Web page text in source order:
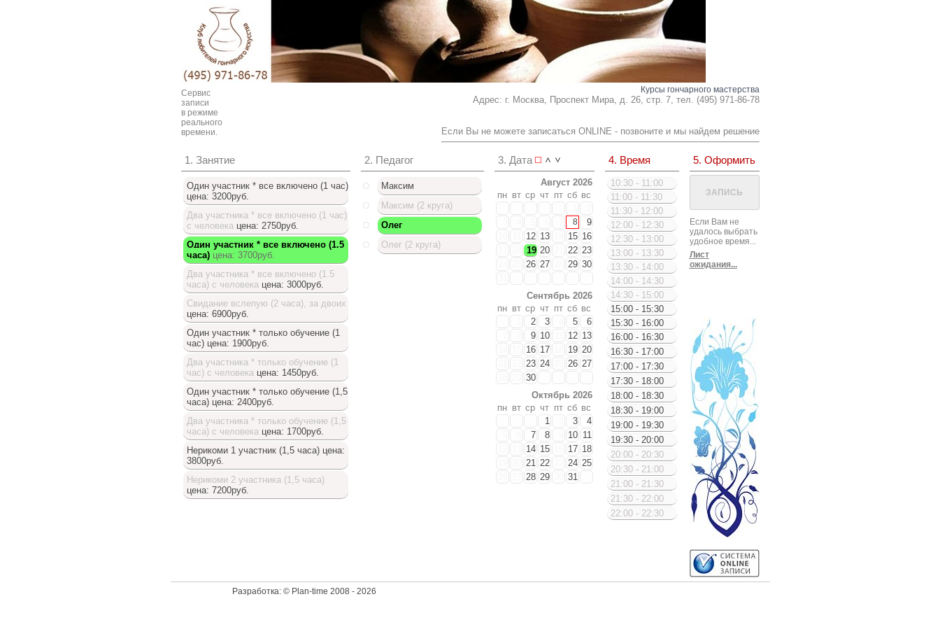
Сервис
записи
в режиме
реального
времени.
Курсы гончарного мастерства
Адрес: г. Москва, Проспект Мира, д. 26, стр. 7, тел. (495) 971-86-78
Если Вы не можете записаться ONLINE - позвоните и мы найдем решение
1. Занятие 2. Педагог 3. Дата 4. Время 5. Оформить
Один участник * все включено (1 час)
цена: 3200руб.
Два участника * все включено (1 час)
с человекацена: 2750руб.
Один участник * все включено (1.5
часа)цена: 3700руб.
Два участника * все включено (1.5
часа) с человекацена: 3000руб.
Свидание вслепую (2 часа), за двоих
цена: 6900руб.
Один участник * только обучение (1
час)цена: 1900руб.
Два участника * только обучение (1
час) с человекацена: 1450руб.
Один участник * только обучение (1,5
часа) цена: 2400руб.
Два участника * только обучение (1,5
часа) с человекацена: 1700руб.
Нерикоми 1 участник (1,5 часа)цена:
3800руб.
Нерикоми 2 участника (1,5 часа)
цена: 7200руб.
Максим
Максим (2 круга)
Олег
Олег (2 круга)
Август 2026
пн вт ср чт пт сб вс
8
9
12 13 15 16
19 20 22 23
26 27 29 30
Сентябрь 2026
пн вт ср чт пт сб вс
2 3 5
6
9 10 12 13
16 17 19 20
23 24 26 27
30
Октябрь 2026
пн вт ср чт пт сб вс
1
3
4
7 8 10 11
14 15 17 18
21 22 24 25
28 29
31
10:30 - 11:00
11:00 - 11:30
11:30 - 12:00
12:00 - 12:30
12:30 - 13:00
13:00 - 13:30
13:30 - 14:00
14:00 - 14:30
14:30 - 15:00
15:00 - 15:30
15:30 - 16:00
16:00 - 16:30
16:30 - 17:00
17:00 - 17:30
17:30 - 18:00
18:00 - 18:30
18:30 - 19:00
19:00 - 19:30
19:30 - 20:00
20:00 - 20:30
20:30 - 21:00
21:00 - 21:30
21:30 - 22:00
22:00 - 22:30
Если Вам не
удалось выбрать
удобное время...
Лист
ожидания...
Разработка: © Plan-time 2008 - 2026